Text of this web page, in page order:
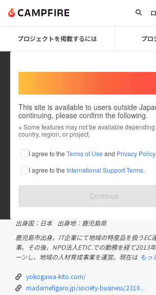
プロジェクトを掲載するには プロ
This site is available to users outside
continuing, please confirm the following.
※ Some features may not be available
country, region, or project.
I agree to the Terms of Use and Privacy Policy.
I agree to the International Support Terms.
Continue
RieShiramizu
これまでに13回支援して2件のプロジェクトを
CAMPFIREクラウドファンディングアワ
出身国：日本
出身地：鹿児島県
鹿児島市出身。IT企業にて地域の特産品を扱うEC
事。その後、NPO法人ETIC.での勤務を経て2013
ーンし、地域の人材育成事業を運営。現在は もっ
yokogawa-kito.com/
madamefigaro.jp/society-business/2310...